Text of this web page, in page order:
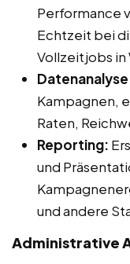
Performance
Echtzeit bei
Vollzeitjobs in
Kampagnen,
Raten,
Reporting:
und
und andere
Administrative